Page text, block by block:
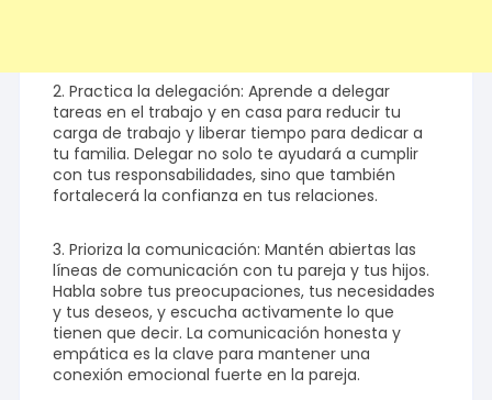
2. Practica la delegación: Aprende a delegar
tareas en el trabajo y en casa para reducir tu
carga de trabajo y liberar tiempo para dedicar a
tu familia. Delegar no solo te ayudará a cumplir
con tus responsabilidades, sino que también
fortalecerá la confianza en tus relaciones.
3. Prioriza la comunicación: Mantén abiertas las
líneas de comunicación con tu pareja y tus hijos.
Habla sobre tus preocupaciones, tus necesidades
y tus deseos, y escucha activamente lo que
tienen que decir. La comunicación honesta y
empática es la clave para mantener una
conexión emocional fuerte en la pareja.